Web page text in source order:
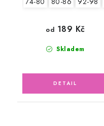
Skladem
od 189 Kč